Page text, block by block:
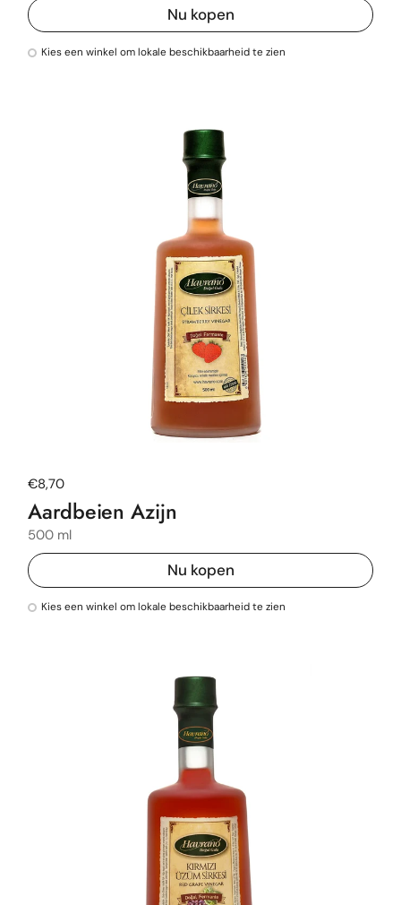
Nu kopen
Kies een winkel om lokale beschikbaarheid te zien
Normale prijs
€8,70
Aardbeien Azijn
500 ml
Nu kopen
Kies een winkel om lokale beschikbaarheid te zien